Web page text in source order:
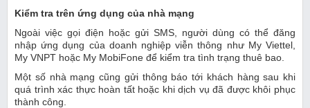
Kiểm tra trên ứng dụng của nhà mạng
Ngoài việc gọi điện hoặc gửi SMS, người dùng có thể đăng
nhập ứng dụng của doanh nghiệp viễn thông như My Viettel,
My VNPT hoặc My MobiFone để kiểm tra tình trạng thuê bao.
Một số nhà mạng cũng gửi thông báo tới khách hàng sau khi
quá trình xác thực hoàn tất hoặc khi dịch vụ đã được khôi phục
thành công.